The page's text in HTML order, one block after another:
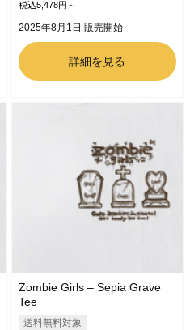
税込5,478円～
2025年8月1日 販売開始
詳細を見る
Zombie Girls – Sepia Grave
Tee
送料無料対象